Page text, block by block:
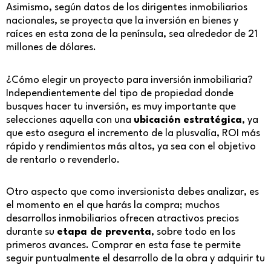
Asimismo, según datos de los dirigentes inmobiliarios
nacionales, se proyecta que la inversión en bienes y
raíces en esta zona de la península, sea alrededor de 21
millones de dólares.
¿Cómo elegir un proyecto para inversión inmobiliaria?
Independientemente del tipo de propiedad donde
busques hacer tu inversión, es muy importante que
selecciones aquella con una ubicación estratégica, ya
que esto asegura el incremento de la plusvalía, ROI más
rápido y rendimientos más altos, ya sea con el objetivo
de rentarlo o revenderlo.
Otro aspecto que como inversionista debes analizar, es
el momento en el que harás la compra; muchos
desarrollos inmobiliarios ofrecen atractivos precios
durante su etapa de preventa, sobre todo en los
primeros avances. Comprar en esta fase te permite
seguir puntualmente el desarrollo de la obra y adquirir tu